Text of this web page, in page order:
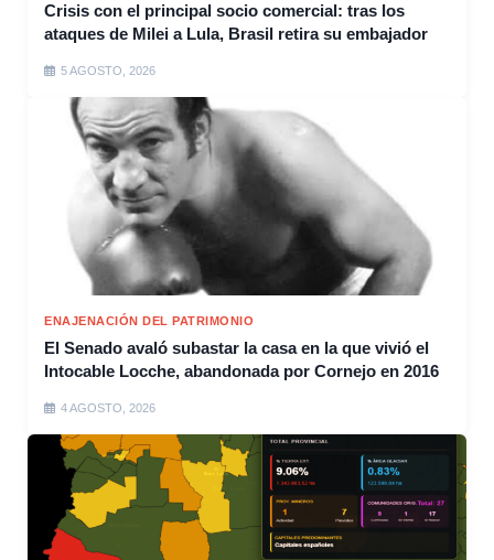
Crisis con el principal socio comercial: tras los
ataques de Milei a Lula, Brasil retira su embajador
5 AGOSTO, 2026
ENAJENACIÓN DEL PATRIMONIO
El Senado avaló subastar la casa en la que vivió el
Intocable Locche, abandonada por Cornejo en 2016
4 AGOSTO, 2026